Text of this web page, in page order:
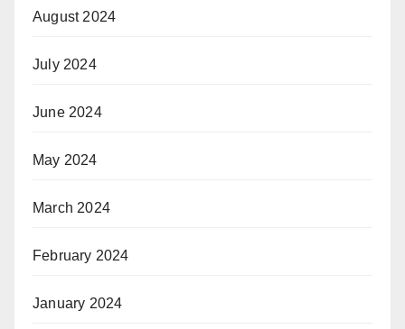
August 2024
July 2024
June 2024
May 2024
March 2024
February 2024
January 2024